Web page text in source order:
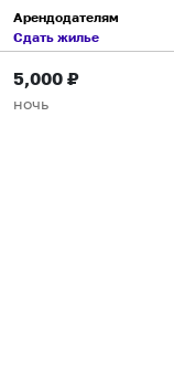
5,000 ₽
ночь
Арендодателям
Сдать жилье
Пользовательское
Правила публикации